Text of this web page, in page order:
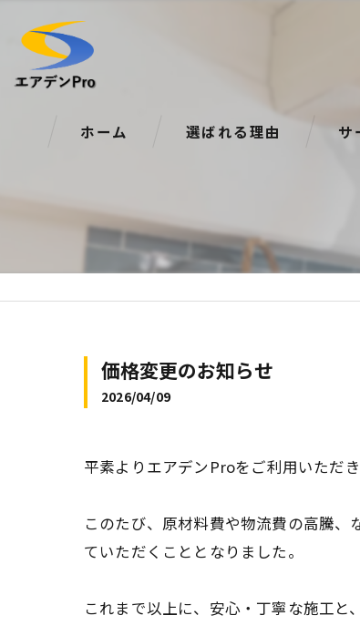
ホーム 選ばれる理由 サ
価格変更のお知らせ
2026/04/09
平素よりエアデンProをご利用いただ
このたび、原材料費や物流費の高騰
ていただくこととなりました。
これまで以上に、安心・丁寧な施工と